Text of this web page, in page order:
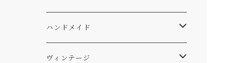
バッグ
パンツ
WEAR
Ten
アメリカ軍払い下げ
エアフレッシュナー
小物
キッチン
スリーピング
サーフ
スキー
ハンドメイド
ステッカー
ヴィンテージ